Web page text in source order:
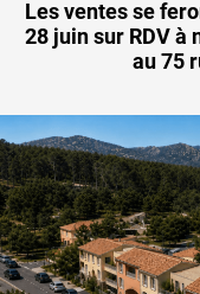
Les ventes se
28 juin sur RDV à
au 75